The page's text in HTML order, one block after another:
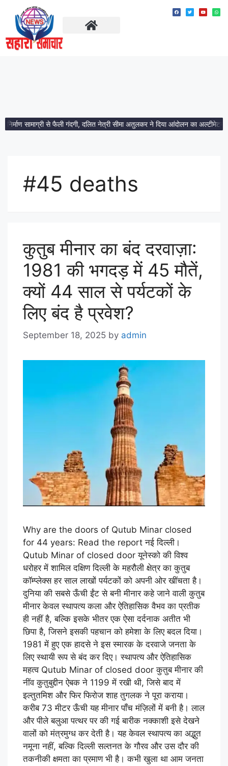
सामाग्री से फैली गंदगी, दलित नेत्री सीमा अतुलकर ने दिया आंदोलन का अल्टीमेटम।
#45 deaths
कुतुब मीनार का बंद दरवाज़ा:
1981 की भगदड़ में 45 मौतें,
क्यों 44 साल से पर्यटकों के
लिए बंद है प्रवेश?
September 18, 2025 by admin
Why are the doors of Qutub Minar closed
for 44 years: Read the report नई दिल्ली।
Qutub Minar of closed door यूनेस्को की विश्व
धरोहर में शामिल दक्षिण दिल्ली के महरौली क्षेत्र का कुतुब
कॉम्प्लेक्स हर साल लाखों पर्यटकों को अपनी ओर खींचता है।
दुनिया की सबसे ऊँची ईंट से बनी मीनार कहे जाने वाली कुतुब
मीनार केवल स्थापत्य कला और ऐतिहासिक वैभव का प्रतीक
ही नहीं है, बल्कि इसके भीतर एक ऐसा दर्दनाक अतीत भी
छिपा है, जिसने इसकी पहचान को हमेशा के लिए बदल दिया।
1981 में हुए एक हादसे ने इस स्मारक के दरवाजे जनता के
लिए स्थायी रूप से बंद कर दिए। स्थापत्य और ऐतिहासिक
महत्व Qutub Minar of closed door कुतुब मीनार की
नींव कुतुबुद्दीन ऐबक ने 1199 में रखी थी, जिसे बाद में
इल्तुतमिश और फिर फिरोज शाह तुगलक ने पूरा कराया।
करीब 73 मीटर ऊँची यह मीनार पाँच मंज़िलों में बनी है। लाल
और पीले बलुआ पत्थर पर की गई बारीक नक्काशी इसे देखने
वालों को मंत्रमुग्ध कर देती है। यह केवल स्थापत्य का अद्भुत
नमूना नहीं, बल्कि दिल्ली सल्तनत के गौरव और उस दौर की
तकनीकी क्षमता का प्रमाण भी है। कभी खुला था आम जनता